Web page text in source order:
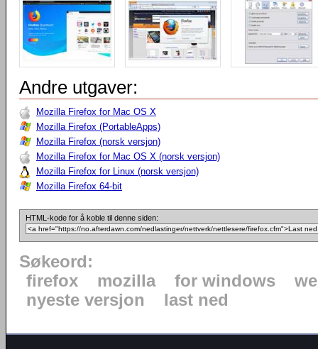
Andre utgaver:
Mozilla Firefox for Mac OS X
Mozilla Firefox (PortableApps)
Mozilla Firefox (norsk versjon)
Mozilla Firefox for Mac OS X (norsk versjon)
Mozilla Firefox for Linux (norsk versjon)
Mozilla Firefox 64-bit
HTML-kode for å koble til denne siden:
Søkeord:
firefox
mozilla for windows
nyeste versjon
last ned